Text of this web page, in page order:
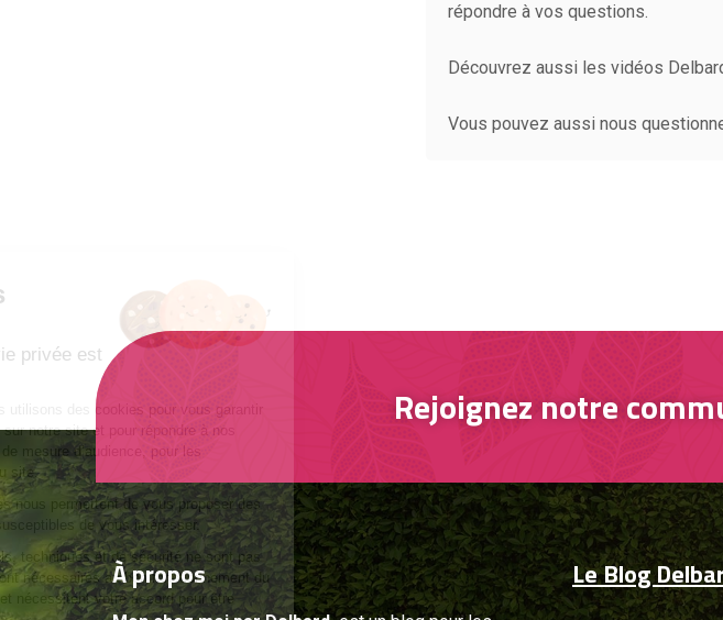
répondre à vos questions.
Découvrez aussi les vidéos
Vous pouvez aussi nous
Rejoignez notre
Àpropos Le Blog
Gestion des
cookies
Respecter votre vie privée est
notre priorité
Nous et nos partenaires utilisons des cookies pour vous garantir
la meilleure expérience sur notre site et pour répondre à nos
besoins statistiques et de mesure d’audience, pour les
améliorations futures du site.
Les cookies publicitaires nous permettent de vous proposer des
offres personnalisées susceptibles de vous intéresser.
Les cookies fonctionnels, techniques et de sécurité ne sont pas
paramétrables car ils sont nécessaires au bon fonctionnement du
site, les autres le sont et nécessitent votre accord pour être